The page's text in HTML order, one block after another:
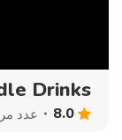
Drinks
8.0 عدد مرات